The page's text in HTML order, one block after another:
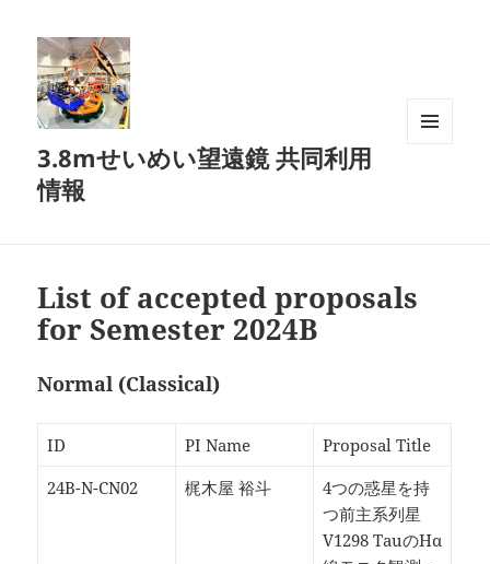
3.8mせいめい望遠鏡 共同利用
情報
List of accepted proposals
for Semester 2024B
Normal (Classical)
ID PI Name
Proposal Title
24B-N-CN02
梶木屋 裕斗
4つの惑星を持
つ前主系列星
V1298 TauのHα